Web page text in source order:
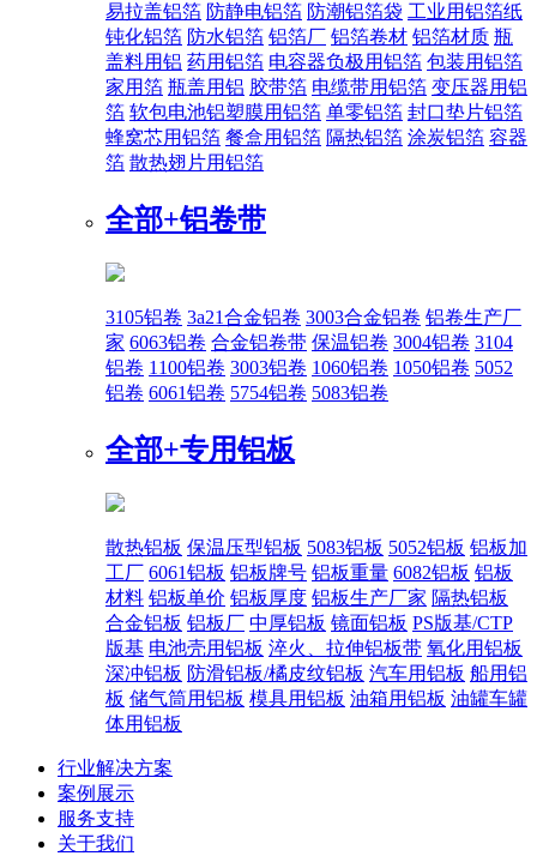
易拉盖铝箔 防静电铝箔 防潮铝箔袋 工业用铝箔纸
钝化铝箔 防水铝箔 铝箔厂 铝箔卷材 铝箔材质 瓶
盖料用铝 药用铝箔 电容器负极用铝箔 包装用铝箔
家用箔 瓶盖用铝 胶带箔 电缆带用铝箔 变压器用铝
箔 软包电池铝塑膜用铝箔 单零铝箔 封口垫片铝箔
蜂窝芯用铝箔 餐盒用铝箔 隔热铝箔 涂炭铝箔 容器
箔 散热翅片用铝箔
全部+铝卷带
3105铝卷 3a21合金铝卷 3003合金铝卷 铝卷生产厂
家 6063铝卷 合金铝卷带 保温铝卷 3004铝卷 3104
铝卷 1100铝卷 3003铝卷 1060铝卷 1050铝卷 5052
铝卷 6061铝卷 5754铝卷 5083铝卷
全部+专用铝板
散热铝板 保温压型铝板 5083铝板 5052铝板 铝板加
工厂 6061铝板 铝板牌号 铝板重量 6082铝板 铝板
材料 铝板单价 铝板厚度 铝板生产厂家 隔热铝板
合金铝板 铝板厂 中厚铝板 镜面铝板 PS版基/CTP
版基 电池壳用铝板 淬火、拉伸铝板带 氧化用铝板
深冲铝板 防滑铝板/橘皮纹铝板 汽车用铝板 船用铝
板 储气筒用铝板 模具用铝板 油箱用铝板 油罐车罐
体用铝板
行业解决方案
案例展示
服务支持
关于我们